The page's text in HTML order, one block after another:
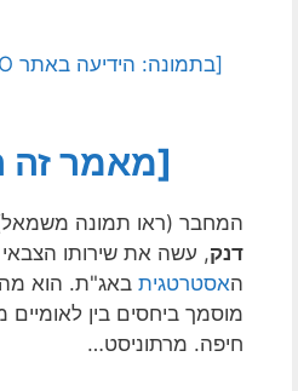
[מאמר זה
המחבר (ראו תמונה
דנק, עשה את שירותו הצבאי
האסטרטגית באג"ת. הוא
מוסמך ביחסים בין
חיפה. מרתוניסט…